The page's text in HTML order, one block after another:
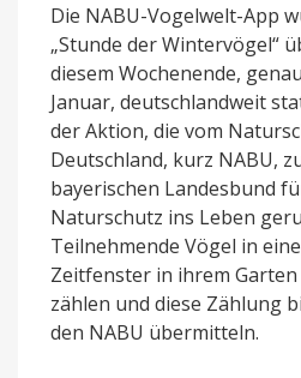
Die NABU-Vogelwelt-App
„Stunde der Wintervögel“
diesem Wochenende,
Januar, deutschlandweit
der Aktion, die vom
Deutschland, kurz NABU,
bayerischen Landesbund
Naturschutz ins Leben
Teilnehmende Vögel in
Zeitfenster in ihrem
zählen und diese Zählung
den NABU übermitteln.